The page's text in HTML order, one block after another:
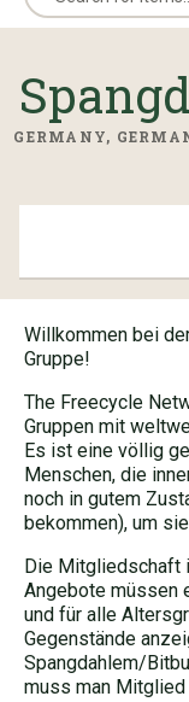
GERMANY,
Willkommen bei
Gruppe!
The Freecycle
Gruppen mit
Es ist eine völlig
Menschen, die
noch in gutem
bekommen), um
Die Mitgliedschaft
Angebote müssen
und für alle
Gegenstände
Spangdahlem/
muss man Mitglied